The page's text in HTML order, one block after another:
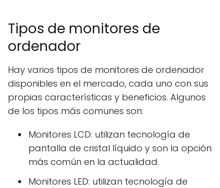
Tipos de monitores de
ordenador
Hay varios tipos de monitores de ordenador
disponibles en el mercado, cada uno con sus
propias características y beneficios. Algunos
de los tipos más comunes son:
Monitores LCD: utilizan tecnología de
pantalla de cristal líquido y son la opción
más común en la actualidad.
Monitores LED: utilizan tecnología de